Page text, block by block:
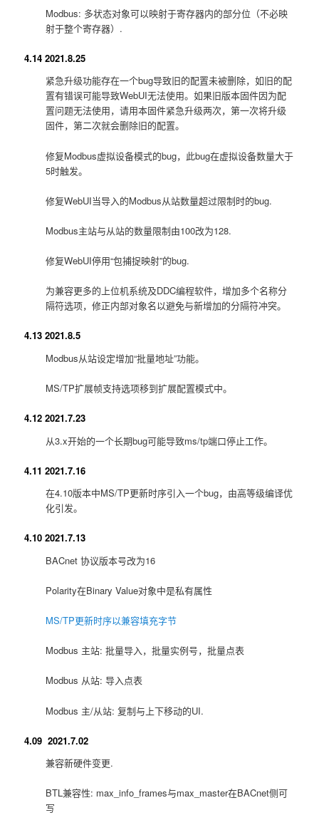
Modbus: 多状态对象可以映射于寄存器内的部分位（不必映
射于整个寄存器）.
4.14 2021.8.25
紧急升级功能存在一个bug导致旧的配置未被删除，如旧的配
置有错误可能导致WebUI无法使用。如果旧版本固件因为配
置问题无法使用，请用本固件紧急升级两次，第一次将升级
固件，第二次就会删除旧的配置。
修复Modbus虚拟设备模式的bug，此bug在虚拟设备数量大于
5时触发。
修复WebUI当导入的Modbus从站数量超过限制时的bug.
Modbus主站与从站的数量限制由100改为128.
修复WebUI停用“包捕捉映射”的bug.
为兼容更多的上位机系统及DDC编程软件，增加多个名称分
隔符选项，修正内部对象名以避免与新增加的分隔符冲突。
4.13 2021.8.5
Modbus从站设定增加“批量地址”功能。
MS/TP扩展帧支持选项移到扩展配置模式中。
4.12 2021.7.23
从3.x开始的一个长期bug可能导致ms/tp端口停止工作。
4.11 2021.7.16
在4.10版本中MS/TP更新时序引入一个bug，由高等级编译优
化引发。
4.10 2021.7.13
BACnet 协议版本号改为16
Polarity在Binary Value对象中是私有属性
MS/TP更新时序以兼容填充字节
Modbus 主站: 批量导入，批量实例号，批量点表
Modbus 从站: 导入点表
Modbus 主/从站: 复制与上下移动的UI.
4.09 2021.7.02
兼容新硬件变更.
BTL兼容性: max_info_frames与max_master在BACnet侧可
写